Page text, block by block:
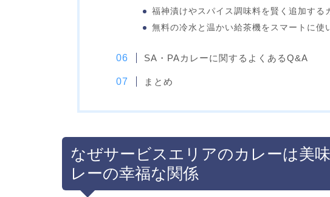
福神漬けやスパイス調味料を賢く追加する
無料の冷水と温かい給茶機をスマートに使
SA・PAカレーに関するよくあるQ&A
まとめ
なぜサービスエリアのカレーは美
レーの幸福な関係